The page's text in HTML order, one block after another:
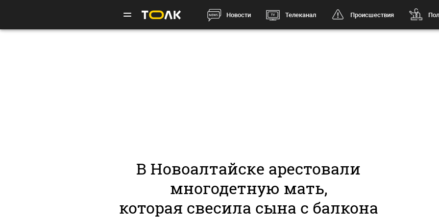
Новости Телеканал Происшествия
В Новоалтайске арестовали
многодетную мать,
которая свесила сына с балкона